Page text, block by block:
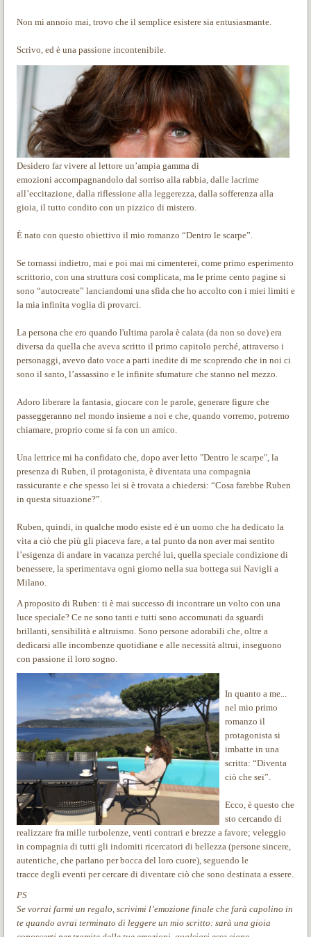
Non mi annoio mai, trovo che il semplice esistere sia entusiasmante.
Scrivo, ed è una passione incontenibile.
Desidero far vivere al lettore un’ampia gamma di
emozioni accompagnandolo dal sorriso alla rabbia, dalle lacrime
all’eccitazione, dalla riflessione alla leggerezza, dalla sofferenza alla
gioia, il tutto condito con un pizzico di mistero.
È nato con questo obiettivo il mio romanzo “Dentro le scarpe”.
Se tornassi indietro, mai e poi mai mi cimenterei, come primo esperimento
scrittorio, con una struttura così complicata, ma le prime cento pagine si
sono “autocreate” lanciandomi una sfida che ho accolto con i miei limiti e
la mia infinita voglia di provarci.
La persona che ero quando l'ultima parola è calata (da non so dove) era
diversa da quella che aveva scritto il primo capitolo perché, attraverso i
personaggi, avevo dato voce a parti inedite di me scoprendo che in noi ci
sono il santo, l’assassino e le infinite sfumature che stanno nel mezzo.
Adoro liberare la fantasia, giocare con le parole, generare figure che
passeggeranno nel mondo insieme a noi e che, quando vorremo, potremo
chiamare, proprio come si fa con un amico.
Una lettrice mi ha confidato che, dopo aver letto "Dentro le scarpe", la
presenza di Ruben, il protagonista, è diventata una compagnia
rassicurante e che spesso lei si è trovata a chiedersi: “Cosa farebbe Ruben
in questa situazione?”.
Ruben, quindi, in qualche modo esiste ed è un uomo che ha dedicato la
vita a ciò che più gli piaceva fare, a tal punto da non aver mai sentito
l’esigenza di andare in vacanza perché lui, quella speciale condizione di
benessere, la sperimentava ogni giorno nella sua bottega sui Navigli a
Milano.
A proposito di Ruben: ti è mai successo di incontrare un volto con una
luce speciale? Ce ne sono tanti e tutti sono accomunati da sguardi
brillanti, sensibilità e altruismo. Sono persone adorabili che, oltre a
dedicarsi alle incombenze quotidiane e alle necessità altrui, inseguono
con passione il loro sogno.
In quanto a me...
nel mio primo
romanzo il
protagonista si
imbatte in una
scritta: “Diventa
ciò che sei”.
Ecco, è questo che
sto cercando di
realizzare fra mille turbolenze, venti contrari e brezze a favore; veleggio
in compagnia di tutti gli indomiti ricercatori di bellezza (persone sincere,
autentiche, che parlano per bocca del loro cuore), seguendo le
tracce degli eventi per cercare di diventare ciò che sono destinata a essere.
PS
Se vorrai farmi un regalo, scrivimi l’emozione finale che farà capolino in
te quando avrai terminato di leggere un mio scritto: sarà una gioia